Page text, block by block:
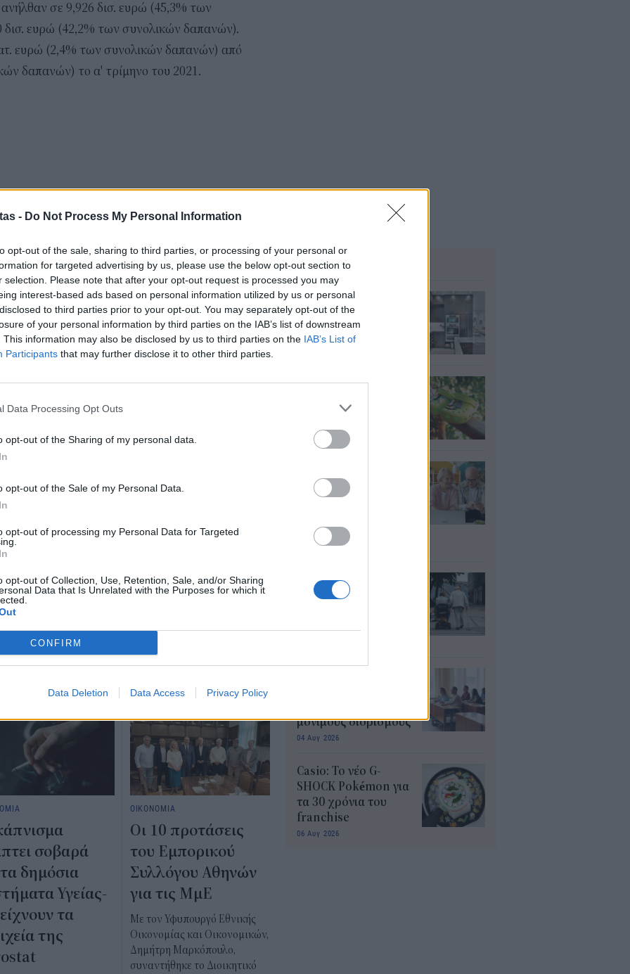
- Do Not Process My Personal Information
opt-out of the sale, sharing to third parties, or processing of your personal or
for targeted advertising by us, please use the below opt-out section to
selection. Please note that after your opt-out request is processed you may
interest-based ads based on personal information utilized by us or personal
to third parties prior to your opt-out. You may separately opt-out of the
of your personal information by third parties on the IAB’s list of downstream
This information may also be disclosed by us to third parties on the IAB’s List of
Participants that may further disclose it to other third parties.
Data Processing Opt Outs
opt-out of the Sharing of my personal data.
opt-out of the Sale of my Personal Data.
opt-out of processing my Personal Data for Targeted
opt-out of Collection, Use, Retention, Sale, and/or Sharing
Data that Is Unrelated with the Purposes for which it
CONFIRM
Data Deletion Data Access Privacy Policy
σε 9,926 δισ. ευρώ (45,3% των
δισ. ευρώ (42,2% των συνολικών δαπανών).
ευρώ (2,4% των συνολικών δαπανών) από
δαπανών) το α' τρίμηνο του 2021.
Google Newsκαι μάθετε πρώτοι όλες τις ειδήσεις
από την Ελλάδα και τον Κόσμο, στο
σοβαρά
δημόσια
Υγείας-
τα
της
ΟΙΚΟΝΟΜΙΑ
Οι 10 προτάσεις
του Εμπορικού
Συλλόγου Αθηνών
για τις ΜμΕ
Με τον Υφυπουργό Εθνικής
Οικονομίας και Οικονομικών,
Δημήτρη Μαρκόπουλο,
συναντήθηκε το Διοικητικό
ΔΗΜΟΦΙΛΗ
Έφτασε το τέλος
των φούρνων
μικροκυμάτων;
04 Αυγ 2026
Γιατί δεν πρέπει να
06 Αυγ 2026
μπορεί να λάβουν
αναδρομικά έως
πρέπει να ελέγξουν
04 Αυγ 2026
e-ΕΦΚΑ: Ποιοι
δικαιούνται
ευρώ στη σύνταξη
μόνιμους διορισμούς
04 Αυγ 2026
Casio: Το νέο G-
SHOCK Pokémon για
τα 30 χρόνια του
franchise
06 Αυγ 2026